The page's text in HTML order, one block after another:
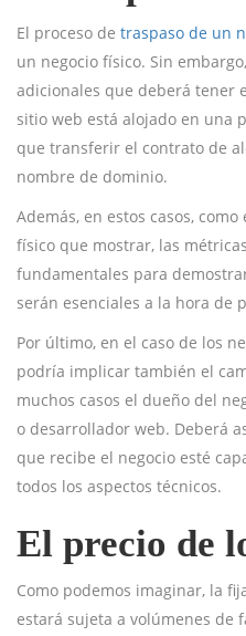
El proceso de traspaso de un
un negocio físico. Sin
adicionales que deberá tener
sitio web está alojado en una
que transferir el contrato de
nombre de dominio.
Además, en estos casos,
físico que mostrar, las
fundamentales para
serán esenciales a la hora de
Por último, en el caso de los
podría implicar también el
muchos casos el dueño del
o desarrollador web. Deberá
que recibe el negocio esté
todos los aspectos técnicos.
El precio de
Como podemos imaginar, la
estará sujeta a volúmenes de